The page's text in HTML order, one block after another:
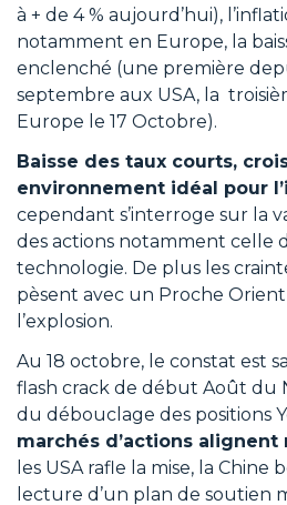
à + de 4 % aujourd’hui),
notamment en Europe, la
enclenché (une première
septembre aux USA, la
Europe le 17 Octobre).
Baisse des taux courts,
environnement idéal pour
cependant s’interroge sur la
des actions notamment celle
technologie. De plus les
pèsent avec un Proche
l’explosion.
Au 18 octobre, le constat est
flash crack de début Août du
du débouclage des positions
marchés d’actions
les USA rafle la mise, la Chine
lecture d’un plan de soutien